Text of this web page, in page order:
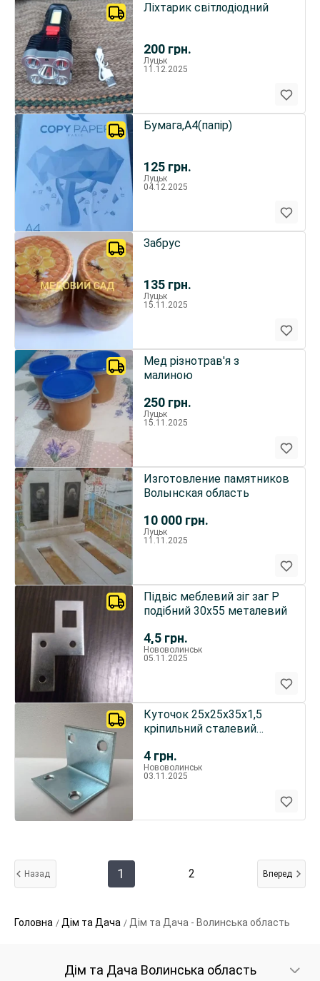
200 грн.
Ліхтарик світлодіодний
Луцьк
11.12.2025
125 грн.
Бумага,А4(папір)
Луцьк
04.12.2025
135 грн.
Забрус
Луцьк
15.11.2025
250 грн.
Мед різнотрав'я з
малиною
Луцьк
15.11.2025
10 000 грн.
Изготовление памятников
Волынская область
Луцьк
11.11.2025
4,5 грн.
Підвіс меблевий зіг заг Р
подібний 30х55 металевий
Нововолинськ
05.11.2025
4 грн.
Куточок 25х25х35х1,5
кріпильний сталевий
Нововолинськ
03.11.2025
Назад 1 2 Вперед
Головна Дім та Дача Дім та Дача - Волинська область
Дім та Дача Волинська область